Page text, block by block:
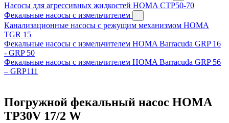
Насосы для агрессивных жидкостей HOMA CTP50-70
Фекальные насосы с измельчителем
Канализационные насосы с режущим механизмом HOMA
TGR 15
Фекальные насосы с измельчителем HOMA Barracuda GRP 16
- GRP 50
Фекальные насосы с измельчителем HOMA Barracuda GRP 56
– GRP111
Погружной фекальный насос HOMA
TP30V 17/2 W